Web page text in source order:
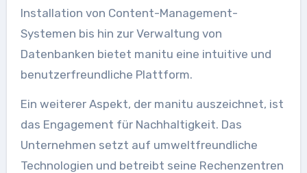
Installation von Content-Management-
Systemen bis hin zur Verwaltung von
Datenbanken bietet manitu eine intuitive und
benutzerfreundliche Plattform.
Ein weiterer Aspekt, der manitu auszeichnet, ist
das Engagement für Nachhaltigkeit. Das
Unternehmen setzt auf umweltfreundliche
Technologien und betreibt seine Rechenzentren